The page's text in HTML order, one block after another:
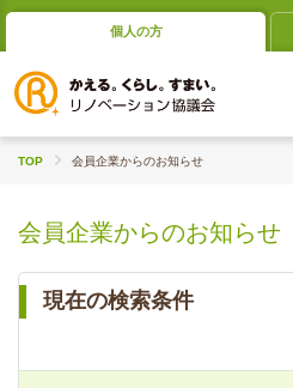
個人の方
TOP 会員企業からのお知らせ
会員企業からのお知らせ
現在の検索条件